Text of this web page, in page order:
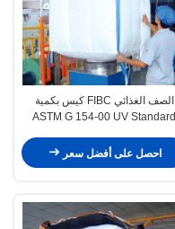
الصف الغذائي FIBC كيس بكمية
ASTM G 154-00 UV Standard
احصل على أفضل سعر